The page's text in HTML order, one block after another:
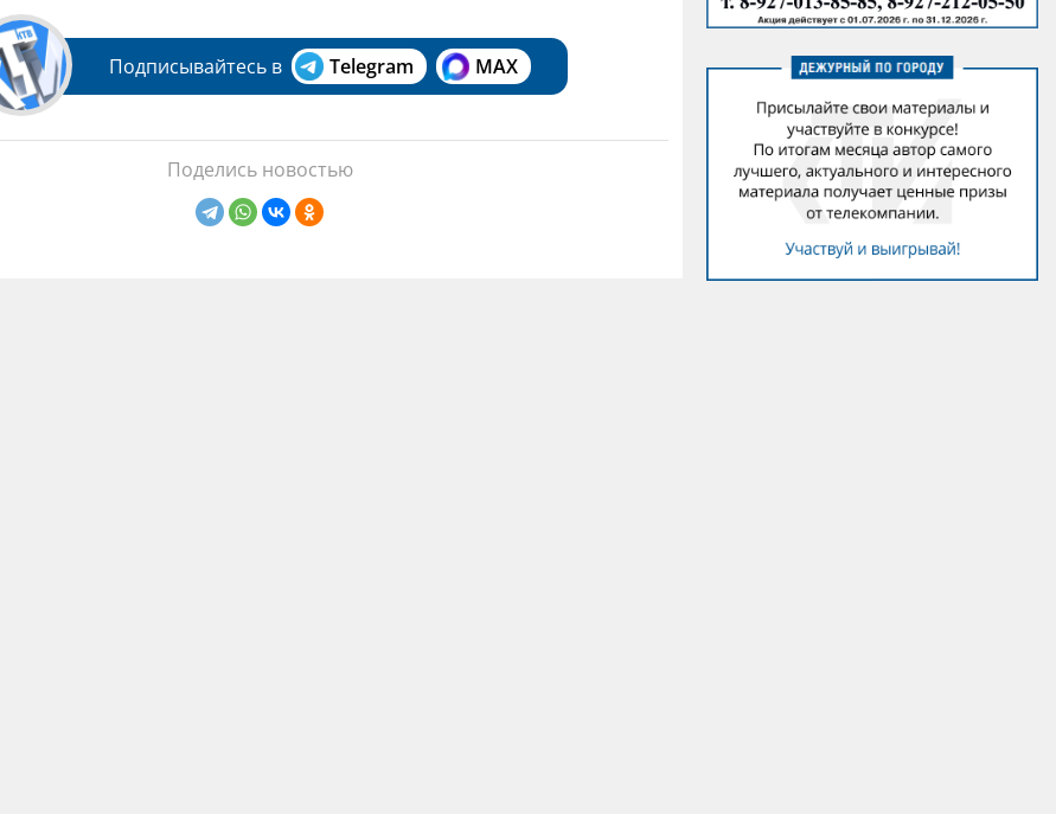
Подписывайтесь в Telegram MAX
Поделись новостью